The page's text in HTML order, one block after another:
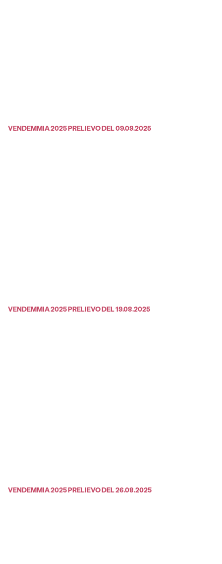
VENDEMMIA 2025 PRELIEVO DEL 09.09.2025
VENDEMMIA 2025 PRELIEVO DEL 19.08.2025
VENDEMMIA 2025 PRELIEVO DEL 26.08.2025